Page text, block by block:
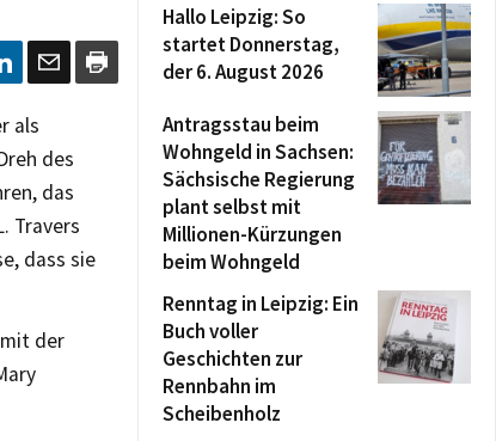
als
des
das
Travers
dass sie
der
Hallo Leipzig: So
startet Donnerstag,
der 6. August 2026
Antragsstau beim
Wohngeld in Sachsen:
Sächsische Regierung
plant selbst mit
Millionen-Kürzungen
beim Wohngeld
Renntag in Leipzig: Ein
Buch voller
Geschichten zur
Rennbahn im
Scheibenholz